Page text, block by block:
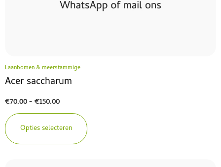
Laanbomen & meerstammige
Acer saccharum
€70.00-€150.00
Opties selecteren